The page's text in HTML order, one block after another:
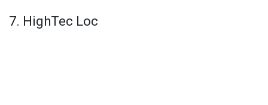
7. HighTec Loc